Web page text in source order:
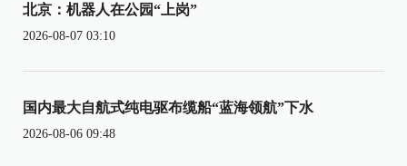
北京：机器人在公园“上岗”
2026-08-07 03:10
国内最大自航式纯电驱布缆船“蓝海领航”下水
2026-08-06 09:48